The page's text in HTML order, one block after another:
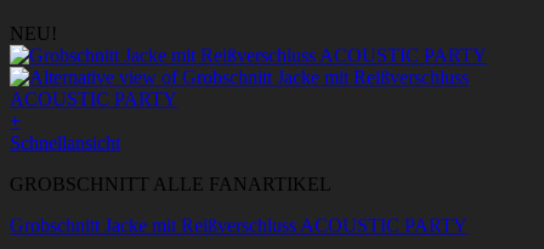
NEU!
+
Dieses
weist
Varianten
Schnellansicht
GROBSCHNITT ALLE FANARTIKEL
Grobschnitt Jacke mit Reißverschluss ACOUSTIC PARTY